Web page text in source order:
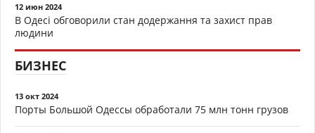
12 июн 2024
В Одесі обговорили стан додержання та захист прав
людини
БИЗНЕС
13 окт 2024
Порты Большой Одессы обработали 75 млн тонн грузов